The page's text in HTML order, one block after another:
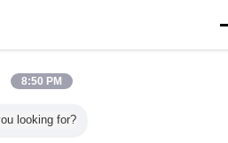
tôi|Sơ đồ trang web
mật
Xem máy tính
8:50 PM
looking for?